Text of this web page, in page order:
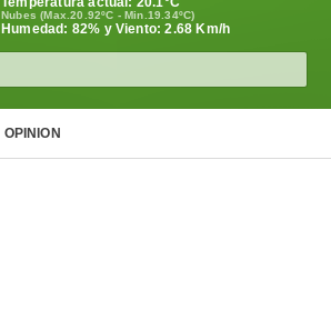
Nubes (Max.20.92ºC - Min.19.34ºC)
Humedad: 82% y Viento: 2.68 Km/h
OPINION